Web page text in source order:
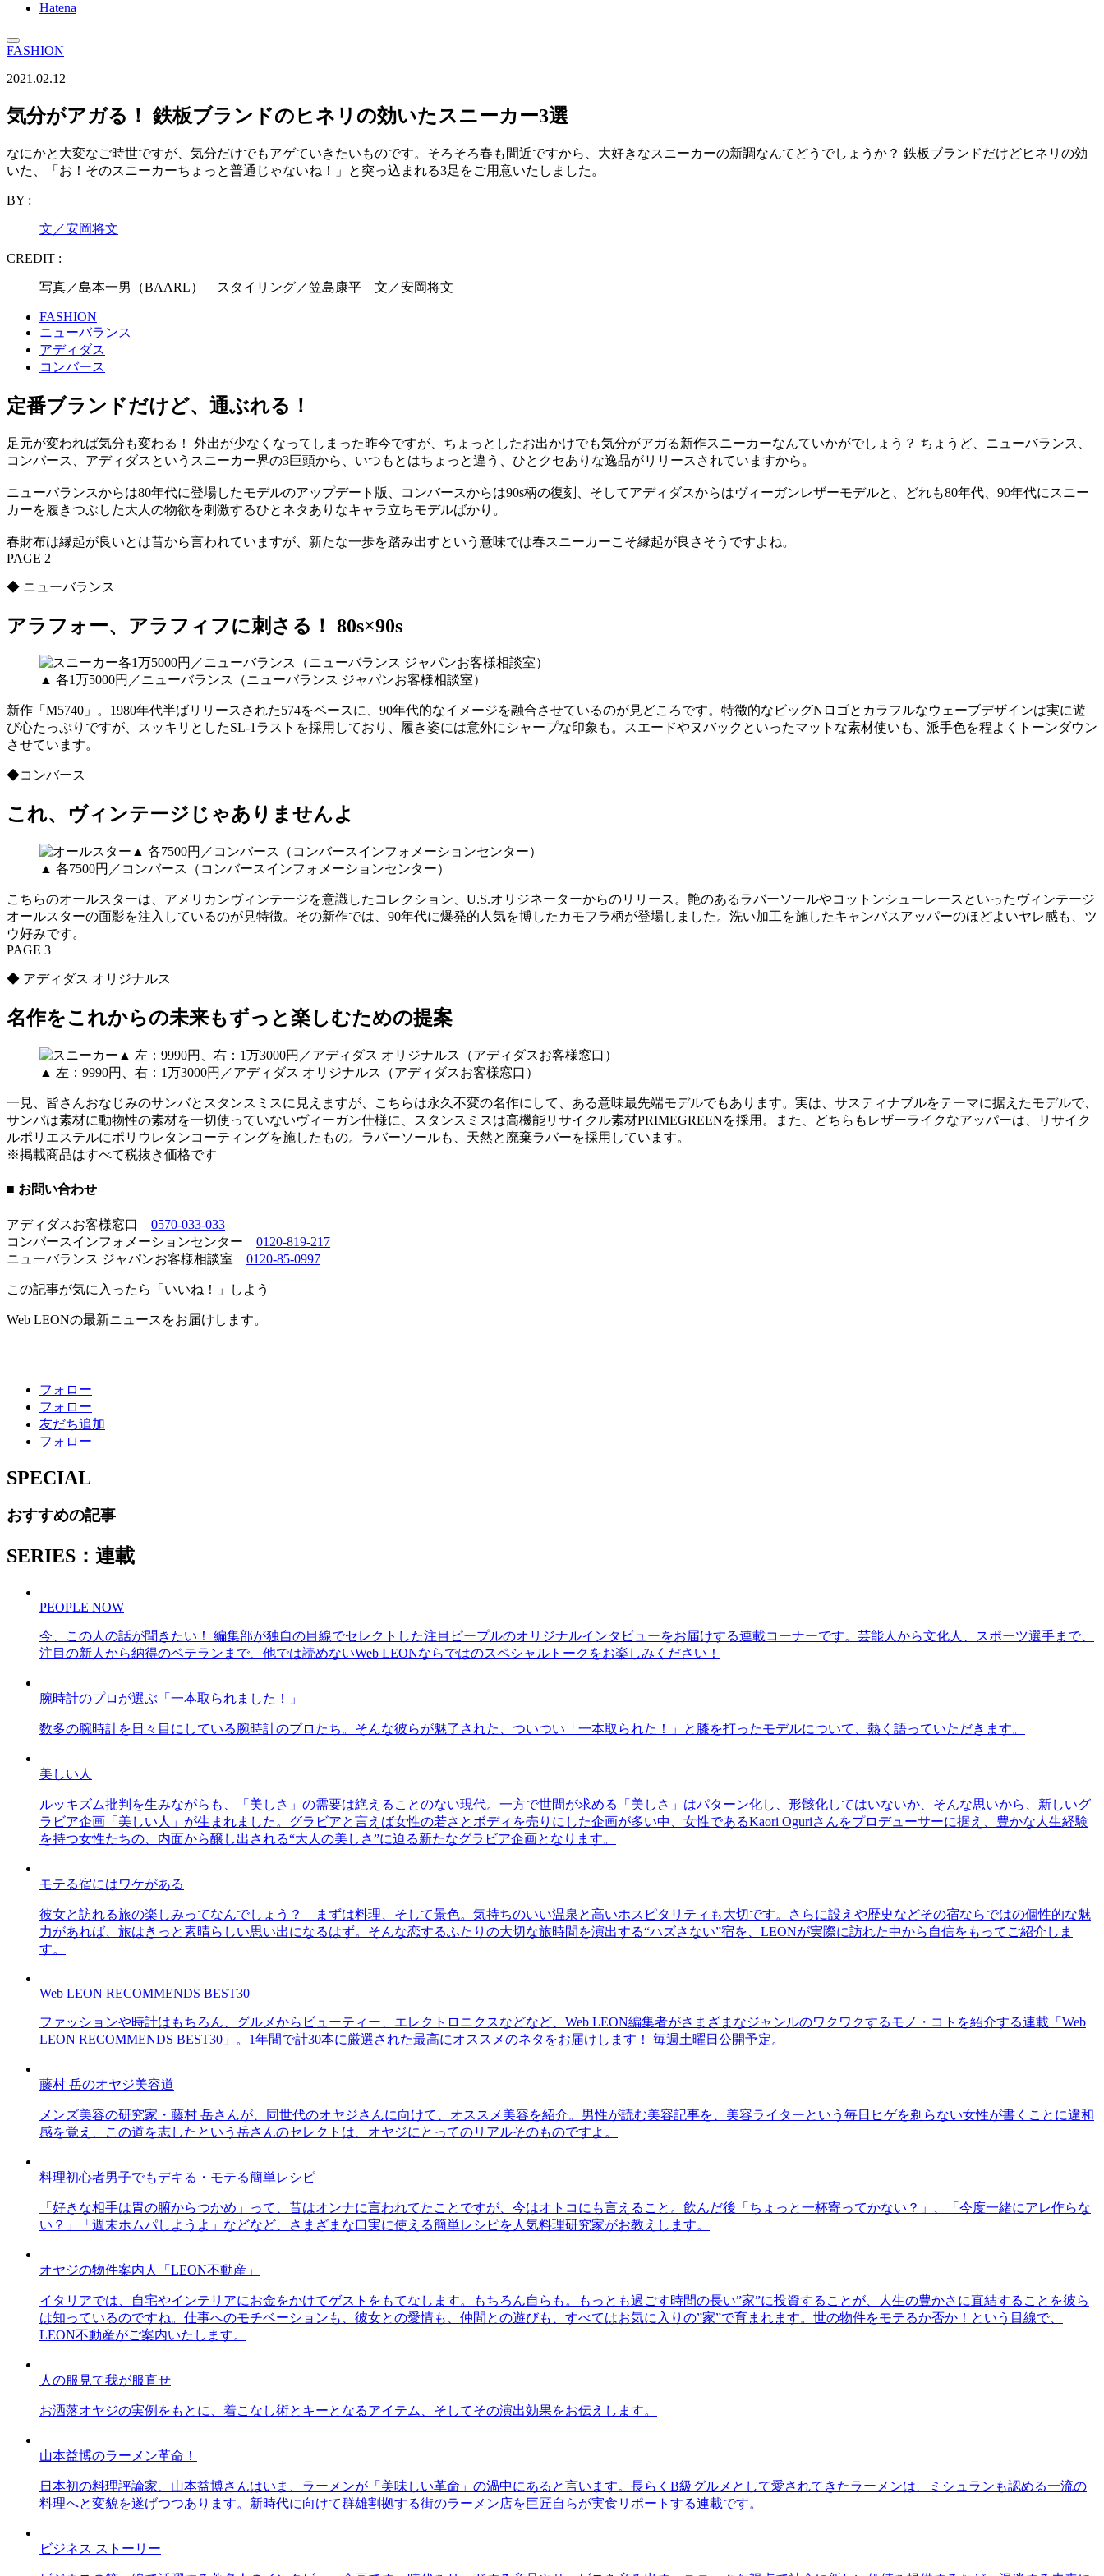
Hatena
FASHION
2021.02.12
気分がアガる！ 鉄板ブランドのヒネリの効いたスニーカー3選
なにかと大変なご時世ですが、気分だけでもアゲていきたいものです。そろそろ春も間近ですから、大好きなスニーカーの新調なんてどうでしょうか？ 鉄板ブランドだけどヒネリの効
いた、「お！そのスニーカーちょっと普通じゃないね！」と突っ込まれる3足をご用意いたしました。
BY :
文／安岡将文
CREDIT :
写真／島本一男（BAARL） スタイリング／笠島康平 文／安岡将文
FASHION
ニューバランス
アディダス
コンバース
定番ブランドだけど、通ぶれる！
足元が変われば気分も変わる！ 外出が少なくなってしまった昨今ですが、ちょっとしたお出かけでも気分がアガる新作スニーカーなんていかがでしょう？ ちょうど、ニューバランス、
コンバース、アディダスというスニーカー界の3巨頭から、いつもとはちょっと違う、ひとクセありな逸品がリリースされていますから。
ニューバランスからは80年代に登場したモデルのアップデート版、コンバースからは90s柄の復刻、そしてアディダスからはヴィーガンレザーモデルと、どれも80年代、90年代にスニー
カーを履きつぶした大人の物欲を刺激するひとネタありなキャラ立ちモデルばかり。
春財布は縁起が良いとは昔から言われていますが、新たな一歩を踏み出すという意味では春スニーカーこそ縁起が良さそうですよね。
PAGE 2
◆ ニューバランス
アラフォー、アラフィフに刺さる！ 80s×90s
▲ 各1万5000円／ニューバランス（ニューバランス ジャパンお客様相談室）
新作「M5740」。1980年代半ばリリースされた574をベースに、90年代的なイメージを融合させているのが見どころです。特徴的なビッグNロゴとカラフルなウェーブデザインは実に遊
び心たっぷりですが、スッキリとしたSL-1ラストを採用しており、履き姿には意外にシャープな印象も。スエードやヌバックといったマットな素材使いも、派手色を程よくトーンダウン
させています。
◆コンバース
これ、ヴィンテージじゃありませんよ
▲ 各7500円／コンバース（コンバースインフォメーションセンター）
こちらのオールスターは、アメリカンヴィンテージを意識したコレクション、U.S.オリジネーターからのリリース。艶のあるラバーソールやコットンシューレースといったヴィンテージ
オールスターの面影を注入しているのが見特徴。その新作では、90年代に爆発的人気を博したカモフラ柄が登場しました。洗い加工を施したキャンバスアッパーのほどよいヤレ感も、ツ
ウ好みです。
PAGE 3
◆ アディダス オリジナルス
名作をこれからの未来もずっと楽しむための提案
▲ 左：9990円、右：1万3000円／アディダス オリジナルス（アディダスお客様窓口）
一見、皆さんおなじみのサンバとスタンスミスに見えますが、こちらは永久不変の名作にして、ある意味最先端モデルでもあります。実は、サスティナブルをテーマに据えたモデルで、
サンバは素材に動物性の素材を一切使っていないヴィーガン仕様に、スタンスミスは高機能リサイクル素材PRIMEGREENを採用。また、どちらもレザーライクなアッパーは、リサイク
ルポリエステルにポリウレタンコーティングを施したもの。ラバーソールも、天然と廃棄ラバーを採用しています。
※掲載商品はすべて税抜き価格です
■ お問い合わせ
アディダスお客様窓口 0570-033-033
コンバースインフォメーションセンター 0120-819-217
ニューバランス ジャパンお客様相談室 0120-85-0997
この記事が気に入ったら「いいね！」しよう
Web LEONの最新ニュースをお届けします。
フォロー
フォロー
友だち追加
フォロー
SPECIAL
おすすめの記事
SERIES：連載
PEOPLE NOW
今、この人の話が聞きたい！ 編集部が独自の目線でセレクトした注目ピープルのオリジナルインタビューをお届けする連載コーナーです。芸能人から文化人、スポーツ選手まで、
注目の新人から納得のベテランまで、他では読めないWeb LEONならではのスペシャルトークをお楽しみください！
腕時計のプロが選ぶ「一本取られました！」
数多の腕時計を日々目にしている腕時計のプロたち。そんな彼らが魅了された、ついつい「一本取られた！」と膝を打ったモデルについて、熱く語っていただきます。
美しい人
ルッキズム批判を生みながらも、「美しさ」の需要は絶えることのない現代。一方で世間が求める「美しさ」はパターン化し、形骸化してはいないか、そんな思いから、新しいグ
ラビア企画「美しい人」が生まれました。グラビアと言えば女性の若さとボディを売りにした企画が多い中、女性であるKaori Oguriさんをプロデューサーに据え、豊かな人生経験
を持つ女性たちの、内面から醸し出される“大人の美しさ”に迫る新たなグラビア企画となります。
モテる宿にはワケがある
彼女と訪れる旅の楽しみってなんでしょう？ まずは料理、そして景色。気持ちのいい温泉と高いホスピタリティも大切です。さらに設えや歴史などその宿ならではの個性的な魅
力があれば、旅はきっと素晴らしい思い出になるはず。そんな恋するふたりの大切な旅時間を演出する“ハズさない”宿を、LEONが実際に訪れた中から自信をもってご紹介しま
す。
Web LEON RECOMMENDS BEST30
ファッションや時計はもちろん、グルメからビューティー、エレクトロニクスなどなど、Web LEON編集者がさまざまなジャンルのワクワクするモノ・コトを紹介する連載「Web
LEON RECOMMENDS BEST30」。1年間で計30本に厳選された最高にオススメのネタをお届けします！ 毎週土曜日公開予定。
藤村 岳のオヤジ美容道
メンズ美容の研究家・藤村 岳さんが、同世代のオヤジさんに向けて、オススメ美容を紹介。男性が読む美容記事を、美容ライターという毎日ヒゲを剃らない女性が書くことに違和
感を覚え、この道を志したという岳さんのセレクトは、オヤジにとってのリアルそのものですよ。
料理初心者男子でもデキる・モテる簡単レシピ
「好きな相手は胃の腑からつかめ」って、昔はオンナに言われてたことですが、今はオトコにも言えること。飲んだ後「ちょっと一杯寄ってかない？」、「今度一緒にアレ作らな
い？」「週末ホムパしようよ」などなど、さまざまな口実に使える簡単レシピを人気料理研究家がお教えします。
オヤジの物件案内人「LEON不動産」
イタリアでは、自宅やインテリアにお金をかけてゲストをもてなします。もちろん自らも。もっとも過ごす時間の長い”家”に投資することが、人生の豊かさに直結することを彼ら
は知っているのですね。仕事へのモチベーションも、彼女との愛情も、仲間との遊びも、すべてはお気に入りの”家”で育まれます。世の物件をモテるか否か！という目線で、
LEON不動産がご案内いたします。
人の服見て我が服直せ
お洒落オヤジの実例をもとに、着こなし術とキーとなるアイテム、そしてその演出効果をお伝えします。
山本益博のラーメン革命！
日本初の料理評論家、山本益博さんはいま、ラーメンが「美味しい革命」の渦中にあると言います。長らくB級グルメとして愛されてきたラーメンは、ミシュランも認める一流の
料理へと変貌を遂げつつあります。新時代に向けて群雄割拠する街のラーメン店を巨匠自らが実食リポートする連載です。
ビジネス ストーリー